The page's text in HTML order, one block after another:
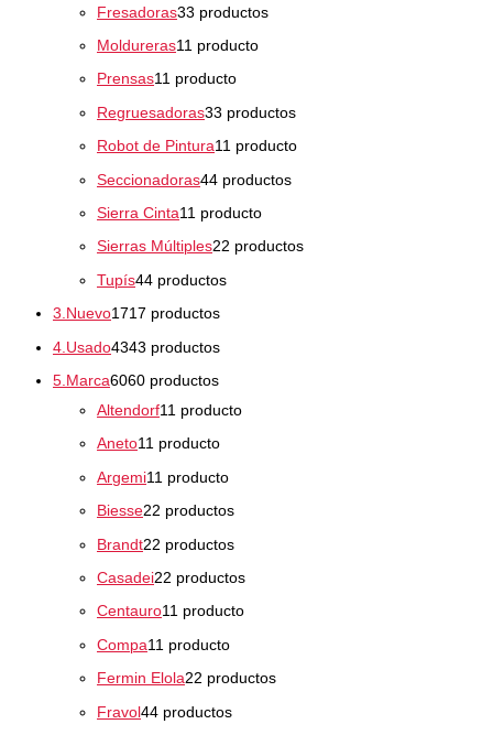
Fresadoras33 productos
Moldureras1 1 producto
Prensas11 producto
Regruesadoras33 productos
Robot de Pintura11 producto
Seccionadoras44 productos
Sierra Cinta1 1 producto
Sierras Múltiples22 productos
Tupís44 productos
3.Nuevo1717 productos
4.Usado4343 productos
5.Marca6060 productos
Altendorf11 producto
Aneto11 producto
Argemi1 1 producto
Biesse22 productos
Brandt22 productos
Casadei22 productos
Centauro11 producto
Compa1 1 producto
Fermin Elola22 productos
Fravol44 productos